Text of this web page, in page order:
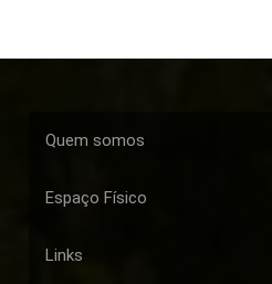
Quem somos
Espaço Físico
Links